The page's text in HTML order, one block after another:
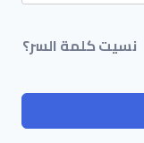
نسيت كلمة السر؟